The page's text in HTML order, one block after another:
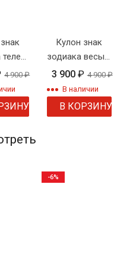
4 900₽
Кулон знак
зодиака весы с
цепочкой
3 900 ₽ 4 900₽
В наличии
В КОРЗИНУ
-6%